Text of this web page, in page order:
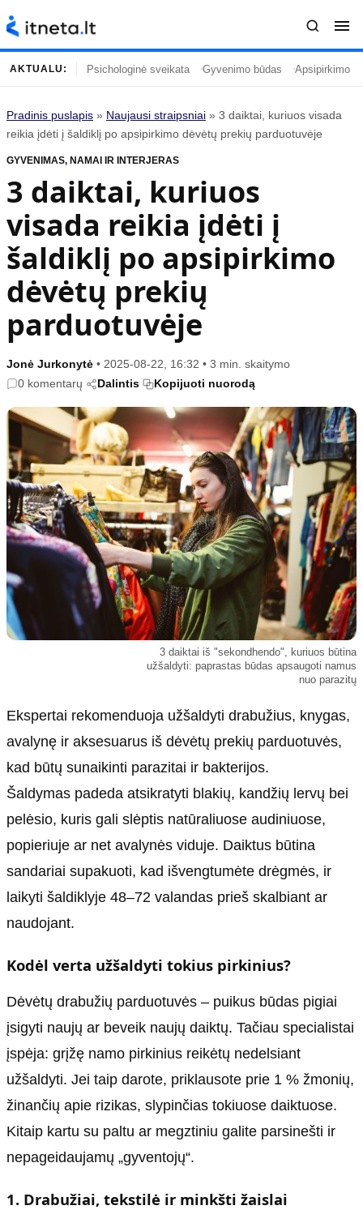
Turinys
Naujausi straipsniai
Gyvenimas
Įdomybės
Mada
Mokslas
Namai ir interjeras
Temos
Kulinarija
Technologijos
Gyvenimo būdas
Vasaros mada
Tėvai ir vaikai
Populiaru
Kultūra
Sodas ir daržas
Sveikata ir grožis
Karjera
Psichologinė sveikata
Tvari mada
Informacija
Etikos politika
Klaidų taisymo politika
Naudojimo sąlygos
Privatumo politika
Reklamos politika
Slapukų politika
Redakcija
Apie mus
Autoriai
Kontaktai
AKTUALU: Psichologinė sveikata Gyvenimo būdas Apsipirkimo
Pradinis puslapis » Naujausi straipsniai » 3 daiktai, kuriuos visada
reikia įdėti į šaldiklį po apsipirkimo dėvėtų prekių parduotuvėje
GYVENIMAS, NAMAI IR INTERJERAS
3 daiktai, kuriuos
visada reikia įdėti į
šaldiklį po apsipirkimo
dėvėtų prekių
parduotuvėje
Jonė Jurkonytė • 2025-08-22, 16:32 • 3 min. skaitymo
0 komentarų
Dalintis Kopijuoti nuorodą
3 daiktai iš "sekondhendo", kuriuos būtina
užšaldyti: paprastas būdas apsaugoti namus
nuo parazitų
Ekspertai rekomenduoja užšaldyti drabužius, knygas,
avalynę ir aksesuarus iš dėvėtų prekių parduotuvės,
kad būtų sunaikinti parazitai ir bakterijos.
Šaldymas padeda atsikratyti blakių, kandžių lervų bei
pelėsio, kuris gali slėptis natūraliuose audiniuose,
popieriuje ar net avalynės viduje. Daiktus būtina
sandariai supakuoti, kad išvengtumėte drėgmės, ir
laikyti šaldiklyje 48–72 valandas prieš skalbiant ar
naudojant.
Kodėl verta užšaldyti tokius pirkinius?
Dėvėtų drabužių parduotuvės – puikus būdas pigiai
įsigyti naujų ar beveik naujų daiktų. Tačiau specialistai
įspėja: grįžę namo pirkinius reikėtų nedelsiant
užšaldyti. Jei taip darote, priklausote prie 1 % žmonių,
žinančių apie rizikas, slypinčias tokiuose daiktuose.
Kitaip kartu su paltu ar megztiniu galite parsinešti ir
nepageidaujamų „gyventojų“.
1. Drabužiai, tekstilė ir minkšti žaislai